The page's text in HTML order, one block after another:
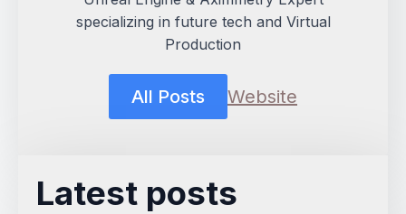
specializing in future tech and Virtual
Production
All Posts Website
Latest posts